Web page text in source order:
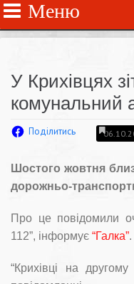
Меню
У Крихівцях
комунальний
Поділитись
Шостого жовтня
дорожньо-
Про це повідомили
112”, інформує “Галка”.
“Крихівці на